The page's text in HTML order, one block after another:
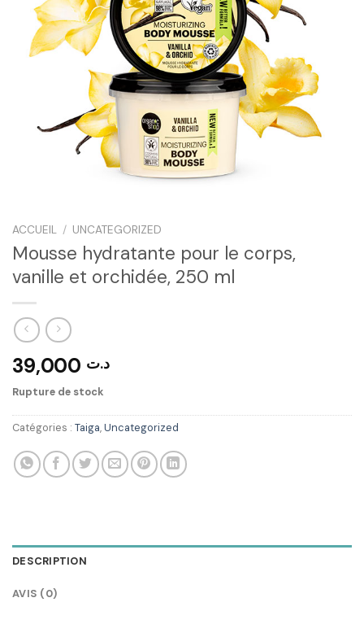
ACCUEIL / UNCATEGORIZED
Mousse hydratante pour le corps,
vanille et orchidée, 250 ml
د.ت
Rupture de stock
Catégories : Taiga,Uncategorized
DESCRIPTION
AVIS (0)